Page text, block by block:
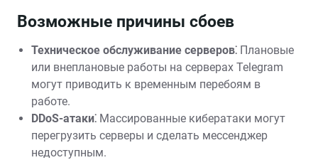
Возможные причины сбоев
Техническое обслуживание серверов⁚ Плановые
или внеплановые работы на серверах Telegram
могут приводить к временным перебоям в
работе.
DDoS-атаки⁚ Массированные кибератаки могут
перегрузить серверы и сделать мессенджер
недоступным.